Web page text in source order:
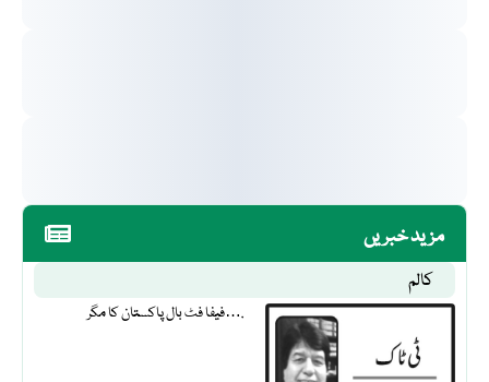
مزید خبریں
کالم
فیفا فٹ بال پاکستان کا مگر….